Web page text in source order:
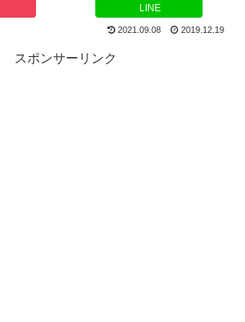
LINE
2021.09.08 2019.12.19
スポンサーリンク